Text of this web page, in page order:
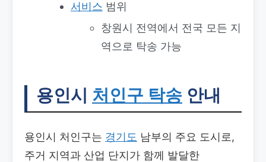
서비스 범위
창원시 전역에서 전국 모든 지
역으로 탁송 가능
용인시 처인구 탁송 안내
용인시 처인구는 경기도 남부의 주요 도시로,
주거 지역과 산업 단지가 함께 발달한